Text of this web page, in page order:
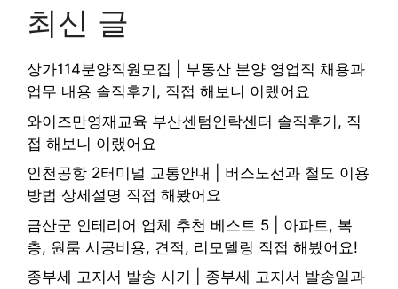
최신 글
상가114분양직원모집 | 부동산 분양 영업직 채용과
업무 내용 솔직후기, 직접 해보니 이랬어요
와이즈만영재교육 부산센텀안락센터 솔직후기, 직
접 해보니 이랬어요
인천공항 2터미널 교통안내 | 버스노선과 철도 이용
방법 상세설명 직접 해봤어요
금산군 인테리어 업체 추천 베스트 5 | 아파트, 복
층, 원룸 시공비용, 견적, 리모델링 직접 해봤어요!
종부세 고지서 발송 시기 | 종부세 고지서 발송일과